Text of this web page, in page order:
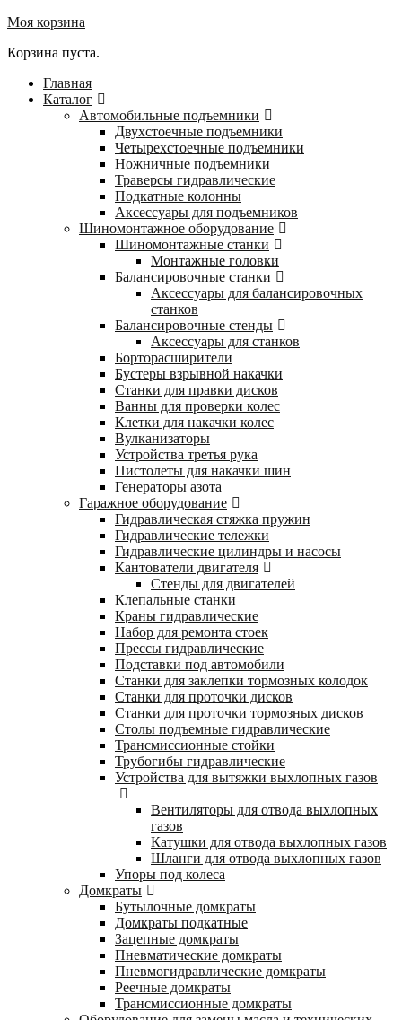
Моя корзина
Корзина пуста.
Главная
Каталог
Автомобильные подъемники
Двухстоечные подъемники
Четырехстоечные подъемники
Ножничные подъемники
Траверсы гидравлические
Подкатные колонны
Аксессуары для подъемников
Шиномонтажное оборудование
Шиномонтажные станки
Монтажные головки
Балансировочные станки
Аксессуары для балансировочных
станков
Балансировочные стенды
Аксессуары для станков
Борторасширители
Бустеры взрывной накачки
Станки для правки дисков
Ванны для проверки колес
Клетки для накачки колес
Вулканизаторы
Устройства третья рука
Пистолеты для накачки шин
Генераторы азота
Гаражное оборудование
Гидравлическая стяжка пружин
Гидравлические тележки
Гидравлические цилиндры и насосы
Кантователи двигателя
Стенды для двигателей
Клепальные станки
Краны гидравлические
Набор для ремонта стоек
Прессы гидравлические
Подставки под автомобили
Станки для заклепки тормозных колодок
Станки для проточки дисков
Станки для проточки тормозных дисков
Столы подъемные гидравлические
Трансмиссионные стойки
Трубогибы гидравлические
Устройства для вытяжки выхлопных газов
Вентиляторы для отвода выхлопных
газов
Катушки для отвода выхлопных газов
Шланги для отвода выхлопных газов
Упоры под колеса
Домкраты
Бутылочные домкраты
Домкраты подкатные
Зацепные домкраты
Пневматические домкраты
Пневмогидравлические домкраты
Реечные домкраты
Трансмиссионные домкраты